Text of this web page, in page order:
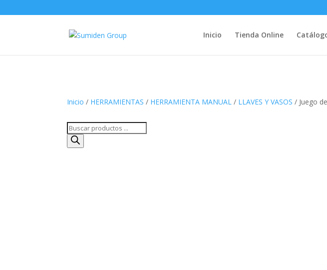
Inicio Tienda Online
Inicio / HERRAMIENTAS / HERRAMIENTA MANUAL / LLAVES Y VASOS / Juego
Búsqueda
de
productos